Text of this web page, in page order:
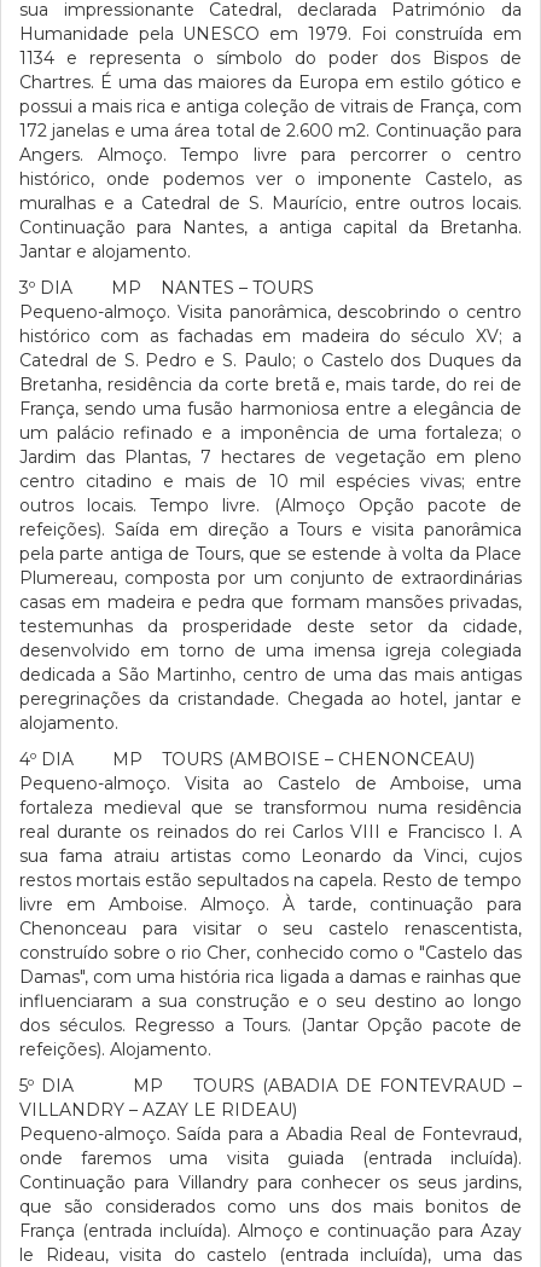
sua impressionante Catedral, declarada Património da
Humanidade pela UNESCO em 1979. Foi construída em
1134 e representa o símbolo do poder dos Bispos de
Chartres. É uma das maiores da Europa em estilo gótico e
possui a mais rica e antiga coleção de vitrais de França, com
172 janelas e uma área total de 2.600 m2. Continuação para
Angers. Almoço. Tempo livre para percorrer o centro
histórico, onde podemos ver o imponente Castelo, as
muralhas e a Catedral de S. Maurício, entre outros locais.
Continuação para Nantes, a antiga capital da Bretanha.
Jantar e alojamento.
3º DIA MP NANTES – TOURS
Pequeno-almoço. Visita panorâmica, descobrindo o centro
histórico com as fachadas em madeira do século XV; a
Catedral de S. Pedro e S. Paulo; o Castelo dos Duques da
Bretanha, residência da corte bretã e, mais tarde, do rei de
França, sendo uma fusão harmoniosa entre a elegância de
um palácio refinado e a imponência de uma fortaleza; o
Jardim das Plantas, 7 hectares de vegetação em pleno
centro citadino e mais de 10 mil espécies vivas; entre
outros locais. Tempo livre. (Almoço Opção pacote de
refeições). Saída em direção a Tours e visita panorâmica
pela parte antiga de Tours, que se estende à volta da Place
Plumereau, composta por um conjunto de extraordinárias
casas em madeira e pedra que formam mansões privadas,
testemunhas da prosperidade deste setor da cidade,
desenvolvido em torno de uma imensa igreja colegiada
dedicada a São Martinho, centro de uma das mais antigas
peregrinações da cristandade. Chegada ao hotel, jantar e
alojamento.
4º DIA MP TOURS (AMBOISE – CHENONCEAU)
Pequeno-almoço. Visita ao Castelo de Amboise, uma
fortaleza medieval que se transformou numa residência
real durante os reinados do rei Carlos VIII e Francisco I. A
sua fama atraiu artistas como Leonardo da Vinci, cujos
restos mortais estão sepultados na capela. Resto de tempo
livre em Amboise. Almoço. À tarde, continuação para
Chenonceau para visitar o seu castelo renascentista,
construído sobre o rio Cher, conhecido como o "Castelo das
Damas", com uma história rica ligada a damas e rainhas que
influenciaram a sua construção e o seu destino ao longo
dos séculos. Regresso a Tours. (Jantar Opção pacote de
refeições). Alojamento.
5º DIA MP TOURS (ABADIA DE FONTEVRAUD –
VILLANDRY – AZAY LE RIDEAU)
Pequeno-almoço. Saída para a Abadia Real de Fontevraud,
onde faremos uma visita guiada (entrada incluída).
Continuação para Villandry para conhecer os seus jardins,
que são considerados como uns dos mais bonitos de
França (entrada incluída). Almoço e continuação para Azay
le Rideau, visita do castelo (entrada incluída), uma das